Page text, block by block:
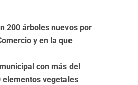
200 árboles nuevos por
y en la que
con más del
elementos vegetales